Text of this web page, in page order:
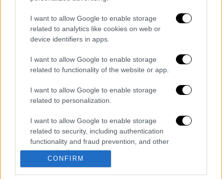
I want to allow Google to enable storage
related to analytics like cookies on web or
device identifiers in apps.
I want to allow Google to enable storage
related to functionality of the website or app.
I want to allow Google to enable storage
related to personalization.
I want to allow Google to enable storage
related to security, including authentication
functionality and fraud prevention, and other
user protection.
CONFIRM
Διαβάστε ακόμη
Δημιούργησαν με AI νέους ιούς μέσα σε
λίγες ώρες - Γιατί προβληματίζονται οι
επιστήμονες
Σαν το τρομακτικό It: 15χρονο ντυμένος
κλόουν μαχαίρωσε μέχρι θανάτου